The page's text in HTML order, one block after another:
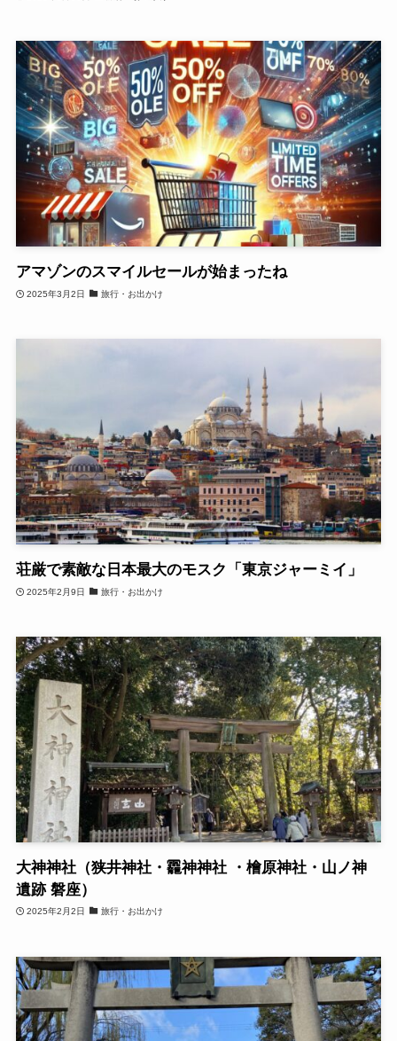
アマゾンのスマイルセールが始まったね
2025年3月2日 旅行・お出かけ
荘厳で素敵な日本最大のモスク「東京ジャーミイ」
2025年2月9日 旅行・お出かけ
大神神社（狭井神社・龗神神社 ・檜原神社・山ノ神
遺跡 磐座）
2025年2月2日 旅行・お出かけ